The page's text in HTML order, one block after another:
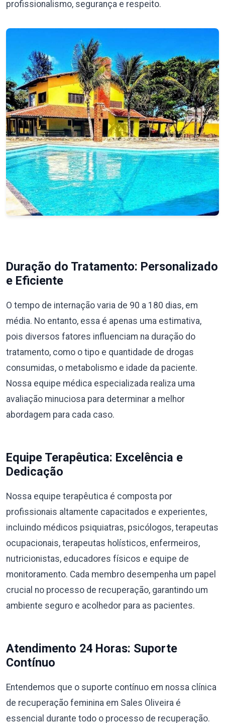
profissionalismo, segurança e respeito.
Duração do Tratamento: Personalizado
e Eficiente
O tempo de internação varia de 90 a 180 dias, em
média. No entanto, essa é apenas uma estimativa,
pois diversos fatores influenciam na duração do
tratamento, como o tipo e quantidade de drogas
consumidas, o metabolismo e idade da paciente.
Nossa equipe médica especializada realiza uma
avaliação minuciosa para determinar a melhor
abordagem para cada caso.
Equipe Terapêutica: Excelência e
Dedicação
Nossa equipe terapêutica é composta por
profissionais altamente capacitados e experientes,
incluindo médicos psiquiatras, psicólogos, terapeutas
ocupacionais, terapeutas holísticos, enfermeiros,
nutricionistas, educadores físicos e equipe de
monitoramento. Cada membro desempenha um papel
crucial no processo de recuperação, garantindo um
ambiente seguro e acolhedor para as pacientes.
Atendimento 24 Horas: Suporte
Contínuo
Entendemos que o suporte contínuo em nossa clínica
de recuperação feminina em Sales Oliveira é
essencial durante todo o processo de recuperação.